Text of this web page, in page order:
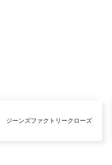
ジーンズファクトリークローズ